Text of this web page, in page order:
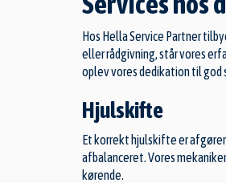
Hos Hella Service Partner
eller rådgivning, står vores
oplev vores dedikation til god
Hjulskifte
Et korrekt hjulskifte er
afbalanceret. Vores
kørende.